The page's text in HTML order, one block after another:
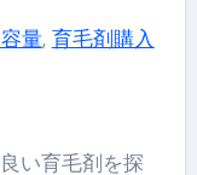
量, 育毛剤購入